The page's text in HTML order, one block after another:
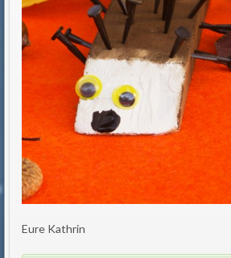
Eure Kathrin